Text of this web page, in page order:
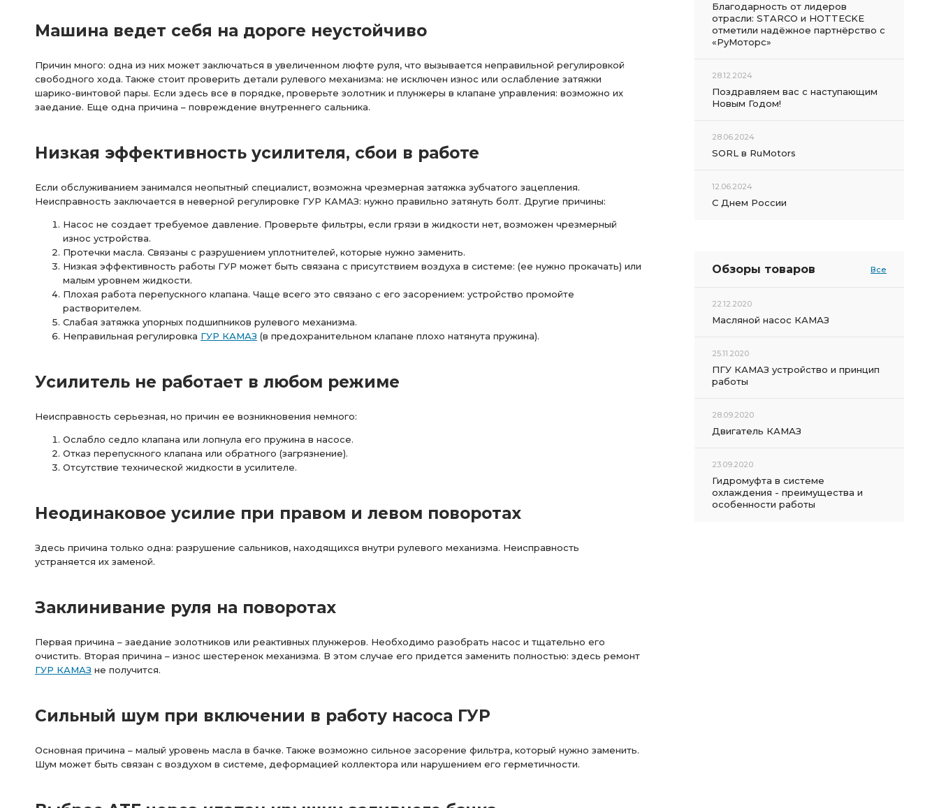
Машина ведет себя на дороге неустойчиво
Причин много: одна из них может заключаться в увеличенном люфте руля, что вызывается неправильной регулировкой
свободного хода. Также стоит проверить детали рулевого механизма: не исключен износ или ослабление затяжки
шарико-винтовой пары. Если здесь все в порядке, проверьте золотник и плунжеры в клапане управления: возможно их
заедание. Еще одна причина – повреждение внутреннего сальника.
Низкая эффективность усилителя, сбои в работе
Если обслуживанием занимался неопытный специалист, возможна чрезмерная затяжка зубчатого зацепления.
Неисправность заключается в неверной регулировке ГУР КАМАЗ: нужно правильно затянуть болт. Другие причины:
Насос не создает требуемое давление. Проверьте фильтры, если грязи в жидкости нет, возможен чрезмерный
износ устройства.
Протечки масла. Связаны с разрушением уплотнителей, которые нужно заменить.
Низкая эффективность работы ГУР может быть связана с присутствием воздуха в системе: (ее нужно прокачать) или
малым уровнем жидкости.
Плохая работа перепускного клапана. Чаще всего это связано с его засорением: устройство промойте
растворителем.
Слабая затяжка упорных подшипников рулевого механизма.
Неправильная регулировка ГУР КАМАЗ (в предохранительном клапане плохо натянута пружина).
Усилитель не работает в любом режиме
Неисправность серьезная, но причин ее возникновения немного:
Ослабло седло клапана или лопнула его пружина в насосе.
Отказ перепускного клапана или обратного (загрязнение).
Отсутствие технической жидкости в усилителе.
Неодинаковое усилие при правом и левом поворотах
Здесь причина только одна: разрушение сальников, находящихся внутри рулевого механизма. Неисправность
устраняется их заменой.
Заклинивание руля на поворотах
Первая причина – заедание золотников или реактивных плунжеров. Необходимо разобрать насос и тщательно его
очистить. Вторая причина – износ шестеренок механизма. В этом случае его придется заменить полностью: здесь ремонт
ГУР КАМАЗ не получится.
Сильный шум при включении в работу насоса ГУР
Основная причина – малый уровень масла в бачке. Также возможно сильное засорение фильтра, который нужно заменить.
Шум может быть связан с воздухом в системе, деформацией коллектора или нарушением его герметичности.
Благодарность от лидеров
отрасли: STARCO и HOTTECKE
отметили надёжное партнёрство с
«РуМоторс»
28.12.2024
Поздравляем вас с наступающим
Новым Годом!
28.06.2024
SORL в RuMotors
12.06.2024
С Днем России
Обзоры товаров Все
22.12.2020
Масляной насос КАМАЗ
25.11.2020
ПГУ КАМАЗ устройство и принцип
работы
28.09.2020
Двигатель КАМАЗ
23.09.2020
Гидромуфта в системе
охлаждения - преимущества и
особенности работы